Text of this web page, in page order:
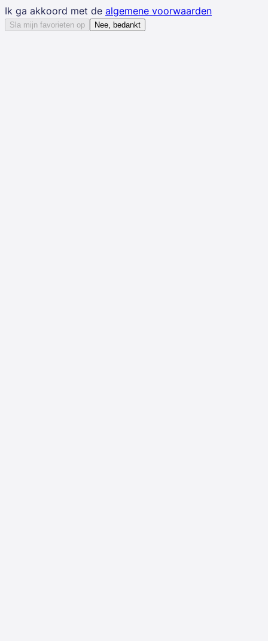
Ik ga akkoord met de algemene voorwaarden
Sla mijn favorieten op Nee, bedankt